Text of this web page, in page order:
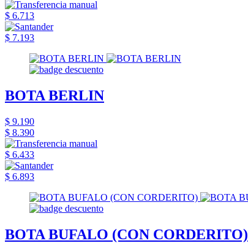
$ 6.713
$ 7.193
BOTA BERLIN
$ 9.190
$ 8.390
$ 6.433
$ 6.893
BOTA BUFALO (CON CORDERITO)